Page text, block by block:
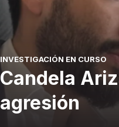
INVESTIGACIÓN EN CURSO
Candela
agresión